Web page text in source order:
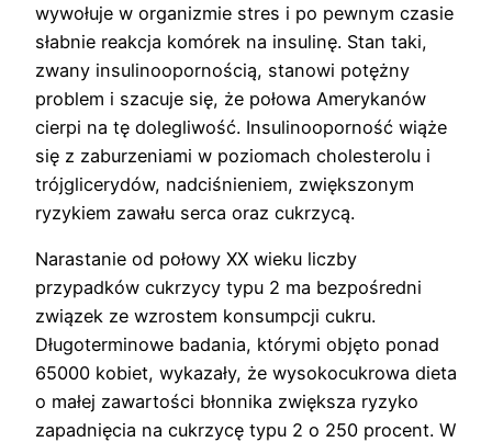
wywołuje w organizmie stres i po pewnym czasie
słabnie reakcja komórek na insulinę. Stan taki,
zwany insulinoopornością, stanowi potężny
problem i szacuje się, że połowa Amerykanów
cierpi na tę dolegliwość. Insulinooporność wiąże
się z zaburzeniami w poziomach cholesterolu i
trójglicerydów, nadciśnieniem, zwiększonym
ryzykiem zawału serca oraz cukrzycą.
Narastanie od połowy XX wieku liczby
przypadków cukrzycy typu 2 ma bezpośredni
związek ze wzrostem konsumpcji cukru.
Długoterminowe badania, którymi objęto ponad
65000 kobiet, wykazały, że wysokocukrowa dieta
o małej zawartości błonnika zwiększa ryzyko
zapadnięcia na cukrzycę typu 2 o 250 procent. W